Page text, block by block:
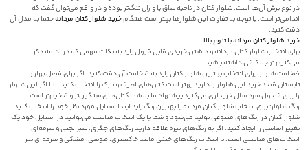
در نوع برش آن‌ها است. شلوار کتان در ناحیه ساق پا و ران تنگ‌تر بوده و در واقع می‌توان گفت که
اندامی‌تر است. با توجه به تفاوت این شلوارها بهتر است هنگامخرید شلوار کتان مردانهحتما به مدل آن
دقت کنید.
خرید شلوار کتان مردانه با تنوع بالا
برای انتخاب شلوار کتان مردانه و داشتن خریدی قابل قبول باید به نکات مهمی که در ادامه ذکر
می‌کنیم توجه کافی داشته باشید.
ضخامت شلوار: برای انتخاب بهترین شلوار کتان باید به ضخامت آن دقت کنید. اگر برای فصل بهار و
تابستان قصد خرید این شلوار را دارید بهتر است کتان‌های لطیف و نازک را انتخاب کنید. اما اگر این شلوار
را برای فصول سرد سال خریداری می‌کنید پیشنهاد ما به شما کتان‌های سنگین‌تر و ضخیم‌تر است.
رنگ شلوار: برای انتخاب شلوار کتان مردانه با بهترین رنگ باید ابتدا استایل مورد نظر خود را انتخاب کنید.
شلوار کتان در رنگ‌های متنوعی تولید می‌شود و شما با یک انتخاب مناسب می‌توانید در استایل خود یک
تغییر اساسی را ایجاد کنید‌. اگر به رنگ‌های تیره علاقه دارید رنگ‌های جگری، سبز لجنی و سرمه‌ای
انتخاب‌های مناسبی است. با انتخاب رنگ‌های خنثی مانند خاکستری، طوسی، مشکی و سرمه‌ای نیز